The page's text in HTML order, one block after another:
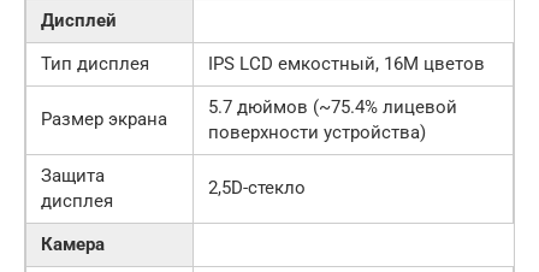
Дисплей
Тип дисплея
IPS LCD емкостный, 16M цветов
Размер экрана
5.7 дюймов (~75.4% лицевой
поверхности устройства)
Защита
дисплея
2,5D-стекло
Камера